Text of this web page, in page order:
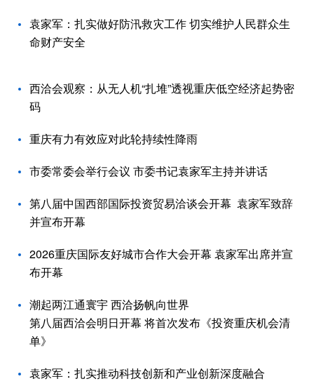
袁家军：扎实做好防汛救灾工作 切实维护人民群众生
命财产安全
西洽会观察：从无人机“扎堆”透视重庆低空经济起势密
码
重庆有力有效应对此轮持续性降雨
市委常委会举行会议 市委书记袁家军主持并讲话
第八届中国西部国际投资贸易洽谈会开幕 袁家军致辞
并宣布开幕
2026重庆国际友好城市合作大会开幕 袁家军出席并宣
布开幕
潮起两江通寰宇 西洽扬帆向世界
第八届西洽会明日开幕 将首次发布《投资重庆机会清
单》
袁家军：扎实推动科技创新和产业创新深度融合